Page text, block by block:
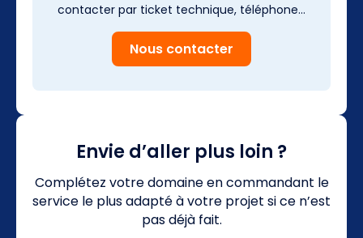
contacter par ticket technique, téléphone…
Nous contacter
Envie d’aller plus loin ?
Complétez votre domaine en commandant le
service le plus adapté à votre projet si ce n’est
pas déjà fait.